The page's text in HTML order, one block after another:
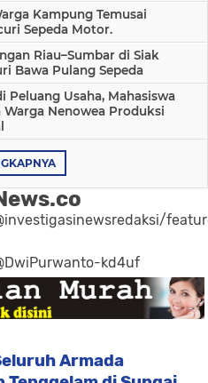
Kampung Temusai
Sepeda Motor.
Riau–Sumbar di Siak
Bawa Pulang Sepeda
Peluang Usaha, Mahasiswa
Warga Nenowea Produksi
kd4uf
Armada